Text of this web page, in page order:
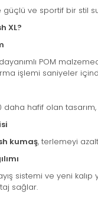
ve sportif bir stil
XL?
POM
işlemi saniyeler
daha hafif olan
kumaş, terlemeyi
sistemi ve yeni
sağlar.